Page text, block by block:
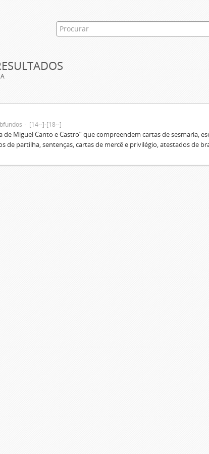
[14--]-[18--]
de Miguel Canto e Castro” que compreendem cartas de sesmaria,
de partilha, sentenças, cartas de mercê e privilégio, atestados de